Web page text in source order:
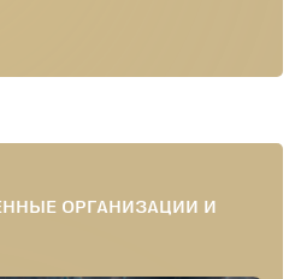
и призы в
ОРГАНИЗАЦИИ И